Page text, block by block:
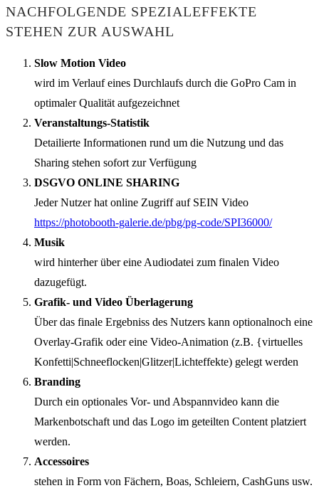
NACHFOLGENDE SPEZIALEFFEKTE
STEHEN ZUR AUSWAHL
Slow Motion Video
wird im Verlauf eines Durchlaufs durch die GoPro Cam in
optimaler Qualität aufgezeichnet
Veranstaltungs-Statistik
Detailierte Informationen rund um die Nutzung und das
Sharing stehen sofort zur Verfügung
DSGVO ONLINE SHARING
Jeder Nutzer hat online Zugriff auf SEIN Video
https://photobooth-galerie.de/pbg/pg-code/SPI36000/
Musik
wird hinterher über eine Audiodatei zum finalen Video
dazugefügt.
Grafik- und Video Überlagerung
Über das finale Ergebniss des Nutzers kann optionalnoch eine
Overlay-Grafik oder eine Video-Animation (z.B. {virtuelles
Konfetti|Schneeflocken|Glitzer|Lichteffekte) gelegt werden
Branding
Durch ein optionales Vor- und Abspannvideo kann die
Markenbotschaft und das Logo im geteilten Content platziert
werden.
Accessoires
stehen in Form von Fächern, Boas, Schleiern, CashGuns usw.